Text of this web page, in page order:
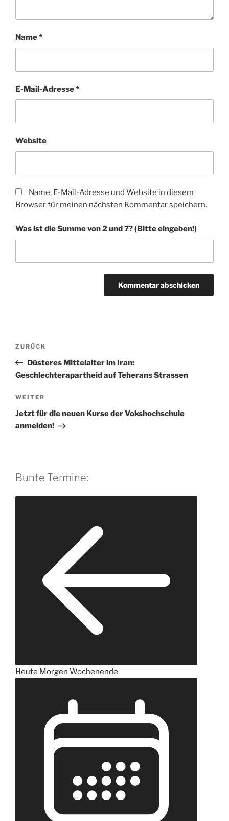
Name*
E-Mail-Adresse*
Website
Name, E-Mail-Adresse und Website in diesem
Browser für meinen nächsten Kommentar speichern.
Was ist die Summe von 2 und 7? (Bitte eingeben!)
e
r
n
t
i
v
Beitragsnavigation
Vorheriger
Beitrag
ZURÜCK
Düsteres Mittelalter im Iran:
Geschlechterapartheid auf Teherans Strassen
Nächster
Beitrag
WEITER
Jetzt für die neuen Kurse der Vokshochschule
anmelden!
Bunte Termine:
Heute Morgen Wochenende